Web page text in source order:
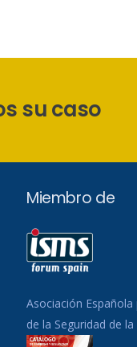
su caso
Miembro de
Asociación
de la Seguridad de